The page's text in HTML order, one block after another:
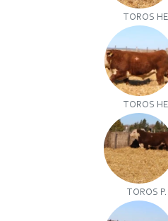
TOROS
TOROS
TOROS